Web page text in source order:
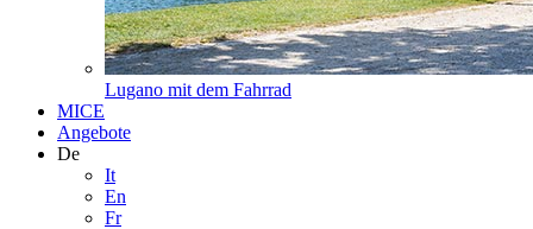
Lugano mit dem Fahrrad
MICE
Angebote
De
It
En
Fr